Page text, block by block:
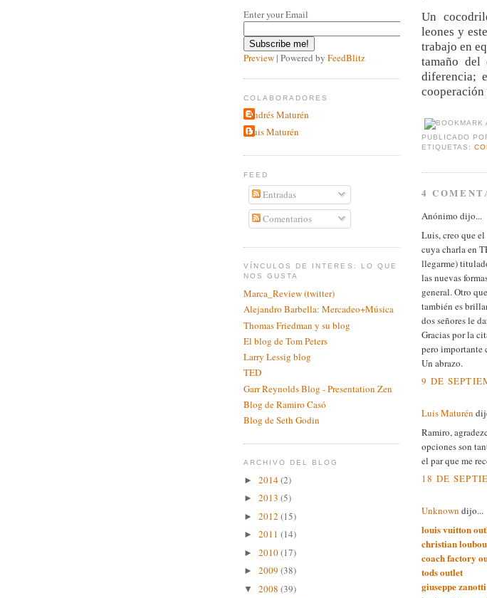
Un
leones y
trabajo en
tamaño del
diferencia;
cooperación
PUBLICADO
ETIQUETAS:
4
Anónimo dijo...
Luis, creo que
cuya charla en
llegarme)
las nuevas
general. Otro
también es
dos señores le
Gracias por la
pero
Un abrazo.
9 DE
Luis Maturén
Ramiro,
opciones son
el par que me
18 DE
Unknown dijo...
louis vuitton
christian
coach factory
tods outlet
giuseppe zanotti
Enter your Email
Preview | Powered by FeedBlitz
COLABORADORES
Andrés Maturén
Luis Maturén
FEED
Entradas
Comentarios
VÍNCULOS DE INTERES: LO QUE
NOS GUSTA
Marca_Review (twitter)
Alejandro Barbella: Mercadeo+Música
Thomas Friedman y su blog
El blog de Tom Peters
Larry Lessig blog
TED
Garr Reynolds Blog - Presentation Zen
Blog de Ramiro Casó
Blog de Seth Godin
ARCHIVO DEL BLOG
► 2014(2)
► 2013 (5)
► 2012 (15)
► 2011 (14)
► 2010(17)
► 2009 (38)
▼ 2008 (39)